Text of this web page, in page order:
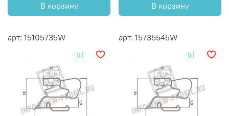
В корзину В корзину
арт: 15105735W арт: 15735545W